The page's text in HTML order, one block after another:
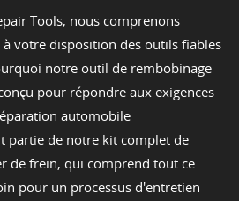
Tools, nous comprenons
votre disposition des outils fiables
notre outil de rembobinage
pour répondre aux exigences
automobile
partie de notre kit complet de
de frein, qui comprend tout ce
pour un processus d'entretien